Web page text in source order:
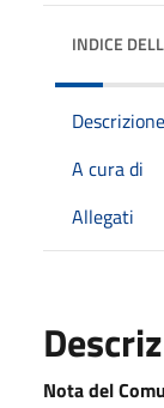
INDICE
Descrizione
A cura di
Allegati
Nota del